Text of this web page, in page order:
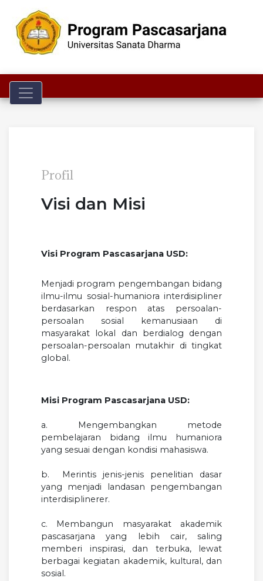
Toggle navigation
Profil
Visi dan Misi
Visi Program Pascasarjana USD:
Menjadi program pengembangan bidang
ilmu-ilmu sosial-humaniora interdisipliner
berdasarkan respon atas persoalan-
persoalan sosial kemanusiaan di
masyarakat lokal dan berdialog dengan
persoalan-persoalan mutakhir di tingkat
global.
Misi Program Pascasarjana USD:
a. Mengembangkan metode
pembelajaran bidang ilmu humaniora
yang sesuai dengan kondisi mahasiswa.
b. Merintis jenis-jenis penelitian dasar
yang menjadi landasan pengembangan
interdisiplinerer.
c. Membangun masyarakat akademik
pascasarjana yang lebih cair, saling
memberi inspirasi, dan terbuka, lewat
berbagai kegiatan akademik, kultural, dan
sosial.